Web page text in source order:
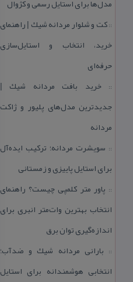
مدل‌ها برای استایل رسمی و كژوال
::كت و شلوار مردانه شیك | راهنمای
خرید، انتخاب و استایل‌سازی
حرفه‌ای
::خرید بافت مردانه شیك |
جدیدترین مدل‌های پلیور و ژاكت
مردانه
:: سویشرت مردانه؛ تركیب ایده‌آل
برای استایل پاییزی و زمستانی
:: پاور متر كلمپی چیست؟ راهنمای
انتخاب بهترین وات‌متر انبری برای
اندازه‌گیری توان برق
:: بارانی مردانه شیك و ضدآب؛
انتخابی هوشمندانه برای استایل